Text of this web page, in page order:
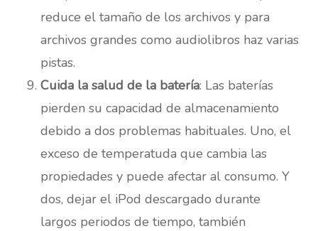
reduce el tamaño de los archivos y para
archivos grandes como audiolibros haz varias
pistas.
Cuida la salud de la batería: Las baterías
pierden su capacidad de almacenamiento
debido a dos problemas habituales. Uno, el
exceso de temperatuda que cambia las
propiedades y puede afectar al consumo. Y
dos, dejar el iPod descargado durante
largos periodos de tiempo, también